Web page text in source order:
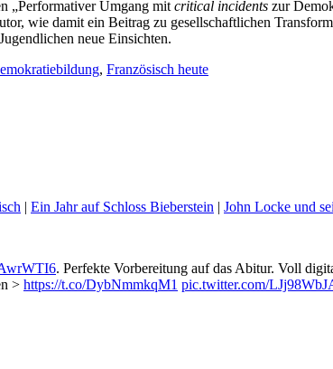
„Performativer Umgang mit critical incidents zur
wie damit ein Beitrag zu gesellschaftlichen
neue Einsichten.
, Französisch heute
| Ein Jahr auf Schloss Bieberstein | John Locke und
. Perfekte Vorbereitung auf das Abitur. Voll
> https://t.co/DybNmmkqM1 pic.twitter.com/